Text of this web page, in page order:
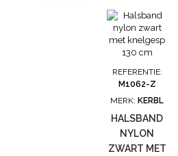
kokernummers
eenvoudig om
de halsband
kunt schuiven
om zo de koe
te kunnen
Lengte: 130
cm Breedte: 4
cm
REFERENTIE:
M1062-Z
MERK:KERBL
HALSBAND
NYLON
ZWART MET